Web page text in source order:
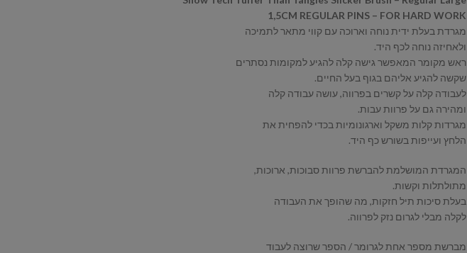
1,5CM REGULAR PINS – FOR HARD WORK
מגרדת בעלת ידית נוחה וארוכה עם קווי מתאר לתמיכה
ולאחיזה נוחה לכף היד.
ראש מקומר המאפשר גישה קלה להגיע למקומות נסתרים
שקשה להגיע אליהם בגוף בעל החיים.
לעבודה קלה על קשרים בפרווה, עושה עבודה קלה
ומהירה גם על פרוות עבות.
מגרדות קלות משקל וארגונומיות בכדי להפחית את
הלחץ ועייפות בשורש כף היד.
המגרדת המושלמת להברשת פרוות סבוכות, ארוכות,
מתולתלות וקשות.
בעלת סיכות תיל חזקות, מה שהופך את העבודה
לקלה מבלי לגרום נזק לפרווה.
מברשת מספר אחת לגרומר / הספר שרוצה לעבוד